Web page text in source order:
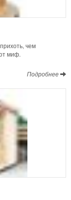
чем
миф.
Подробнее